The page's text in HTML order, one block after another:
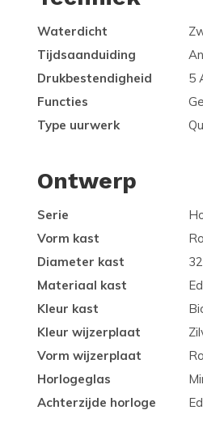
Waterdicht
Tijdsaanduiding
Drukbestendigheid
5
Functies
Type uurwerk
Ontwerp
Serie
Vorm kast
Diameter kast
Materiaal kast
Kleur kast
Kleur wijzerplaat
Vorm wijzerplaat
Horlogeglas
Achterzijde horloge